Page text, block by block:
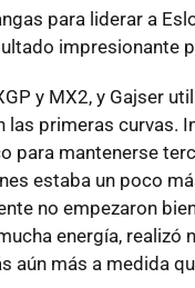
para liderar a
impresionante
y MX2, y Gajser
las primeras
para mantenerse
estaba un poco
no empezaron
energía,
más a medida